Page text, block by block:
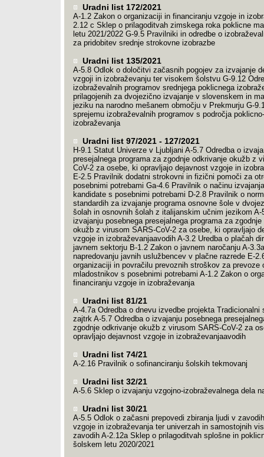
Uradni list 172/2021
A-1.2 Zakon o organizaciji in financiranju vzgoje in
2.12 c Sklep o prilagoditvah zimskega roka poklicne
letu 2021/2022 G-9.5 Pravilniki in odredbe o
za pridobitev srednje strokovne izobrazbe
Uradni list 135/2021
A-5.8 Odlok o določitvi začasnih pogojev za izvajanje
vzgoji in izobraževanju ter visokem šolstvu G-9.12
izobraževalnih programov srednjega poklicnega
prilagojenih za dvojezično izvajanje v slovenskem in
jeziku na narodno mešanem območju v Prekmurju G-
sprejemu izobraževalnih programov s področja
izobraževanja
Uradni list 97/2021 - 127/2021
H-9.1 Statut Univerze v Ljubljani A-5.7 Odredba o
presejalnega programa za zgodnje odkrivanje okužb z
CoV-2 za osebe, ki opravljajo dejavnost vzgoje in
E-2.5 Pravilnik dodatni strokovni in fizični pomoči za
posebnimi potrebami Ga-4.6 Pravilnik o načinu
kandidate s posebnimi potrebami D-2.8 Pravilnik o
standardih za izvajanje programa osnovne šole v
šolah in osnovnih šolah z italijanskim učnim jezikom A-
izvajanju posebnega presejalnega programa za zgodnje
okužb z virusom SARS-CoV-2 za osebe, ki opravljajo
vzgoje in izobraževanjaavodih A-3.2 Uredba o plačah
javnem sektorju B-1.2 Zakon o javnem naročanju A-
napredovanju javnih uslužbencev v plačne razrede E-
organizaciji in povračilu prevoznih stroškov za prevoze
mladostnikov s posebnimi potrebami A-1.2 Zakon o
financiranju vzgoje in izobraževanja
Uradni list 81/21
A-4.7a Odredba o dnevu izvedbe projekta Tradicionalni
zajtrk A-5.7 Odredba o izvajanju posebnega
zgodnje odkrivanje okužb z virusom SARS-CoV-2 za
opravljajo dejavnost vzgoje in izobraževanjaavodih
Uradni list 74/21
A-2.16 Pravilnik o sofinanciranju šolskih tekmovanj
Uradni list 32/21
A-5.6 Sklep o izvajanju vzgojno-izobraževalnega dela
Uradni list 30/21
A-5.5 Odlok o začasni prepovedi zbiranja ljudi v
vzgoje in izobraževanja ter univerzah in samostojnih
zavodih A-2.12a Sklep o prilagoditvah splošne in
šolskem letu 2020/2021